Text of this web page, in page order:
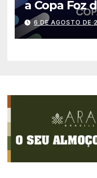
a Copa Foz
2026 com
países
6 DE AGOSTO DE